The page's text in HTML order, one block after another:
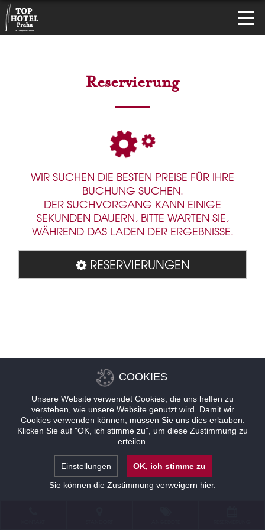
Reservierung
WIR SUCHEN DIE BESTEN PREISE FÜR IHRE
BUCHUNG SUCHEN.
DER SUCHVORGANG KANN EINIGE
SEKUNDEN DAUERN, BITTE WARTEN SIE,
WÄHREND DAS LADEN DER ERGEBNISSE.
RESERVIERUNGEN
COOKIES
Unsere Website verwendet Cookies, die uns helfen zu
verstehen, wie unsere Website genutzt wird. Damit wir
Cookies verwenden können, müssen Sie uns dies erlauben.
Klicken Sie auf "OK, ich stimme zu", um diese Zustimmung zu
erteilen.
Einstellungen
OK, ich stimme zu
Sie können die Zustimmung verweigern hier.